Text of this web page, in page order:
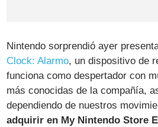
Nintendo sorprendió ayer
Clock: Alarmo, un dispositivo de
funciona como despertador con
más conocidas de la compañía,
dependiendo de nuestros
adquirir en My Nintendo Store